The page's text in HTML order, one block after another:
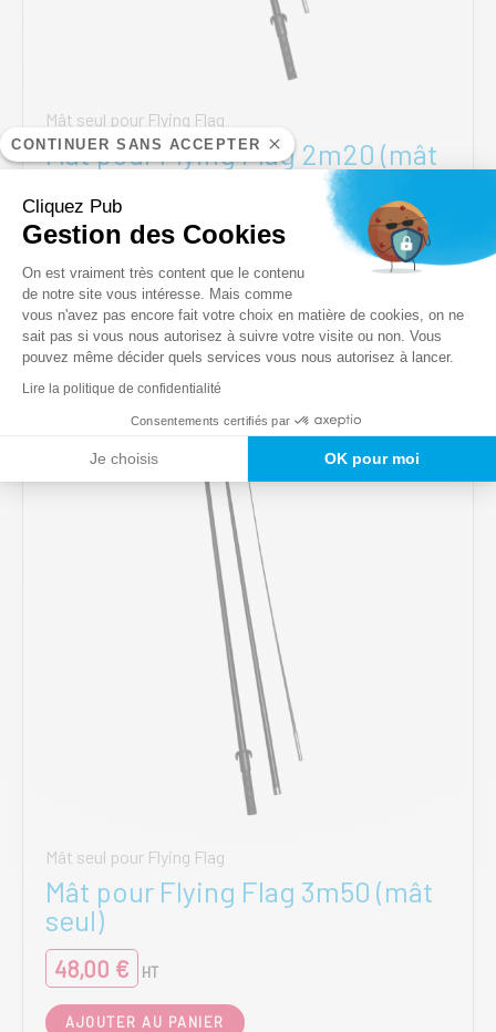
CONTINUER SANS ACCEPTER
Cliquez Pub
Gestion des Cookies
Plateforme de Gestion du
On est vraiment très content que le contenu
de notre site vous intéresse. Mais comme
vous n'avez pas encore fait votre choix en matière de cookies, on ne
sait pas si vous nous autorisez à suivre votre visite ou non. Vous
pouvez même décider quels services vous nous autorisez à lancer.
Lire la politique de confidentialité
Consentements certifiés par
Je choisis OK pour moi
Axeptio consent
Mât seul pour Flying Flag
Mât pour Flying Flag 2m20 (mât
35,00€ HT
AJOUTER AU PANIER
Mât seul pour Flying Flag
Mât pour Flying Flag 3m50 (mât
seul)
48,00 € HT
AJOUTER AU PANIER